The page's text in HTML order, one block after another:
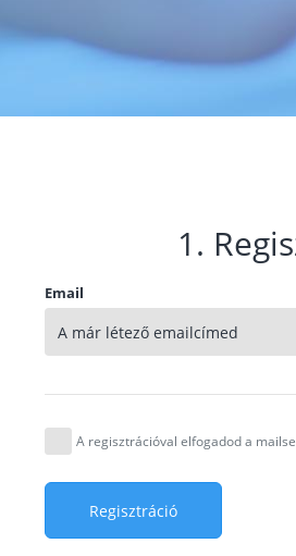
1.
Email
A regisztrációval elfogadod a
Regisztráció